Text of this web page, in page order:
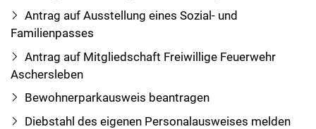
Antrag auf Ausstellung eines Sozial- und
Familienpasses
Antrag auf Mitgliedschaft Freiwillige Feuerwehr
Aschersleben
Bewohnerparkausweis beantragen
Diebstahl des eigenen Personalausweises melden